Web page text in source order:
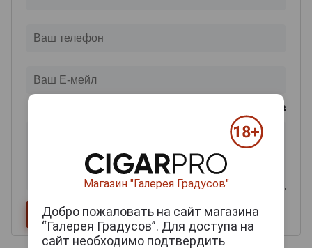
из 2000 знаков
Магазин "Галерея Градусов"
Добро пожаловать на сайт магазина
“Галерея Градусов”. Для доступа на
сайт необходимо подтвердить